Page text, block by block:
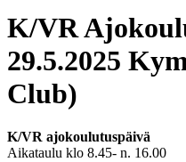
K/VR
29.5.2025
Club)
K/VR ajokoulutuspäivä
Aikataulu klo 8.45- n. 16.00